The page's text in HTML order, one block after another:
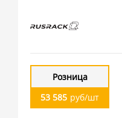
Розница
53 585 руб/шт